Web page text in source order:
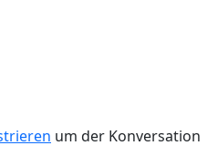
um der Konversation